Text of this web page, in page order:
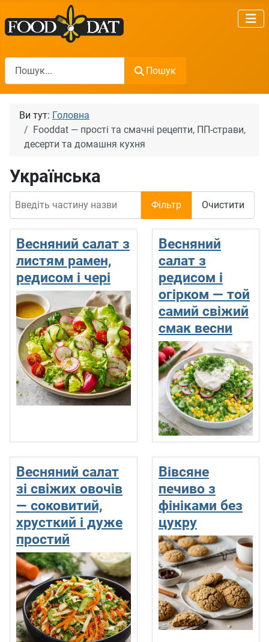
Пошук
Пошук
Ви тут: Головна
Fooddat — прості та смачні рецепти, ПП-страви,
десерти та домашня кухня
Українська
Фільтр Очистити
Весняний салат з
листям рамен,
редисом і чері
Весняний
салат з
редисом і
огірком — той
самий свіжий
смак весни
Весняний салат
зі свіжих овочів
— соковитий,
хрусткий і дуже
простий
Вівсяне
печиво з
фініками без
цукру